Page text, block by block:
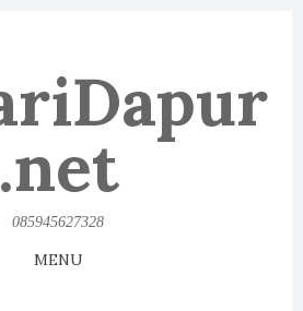
.net
085945627328
MENU